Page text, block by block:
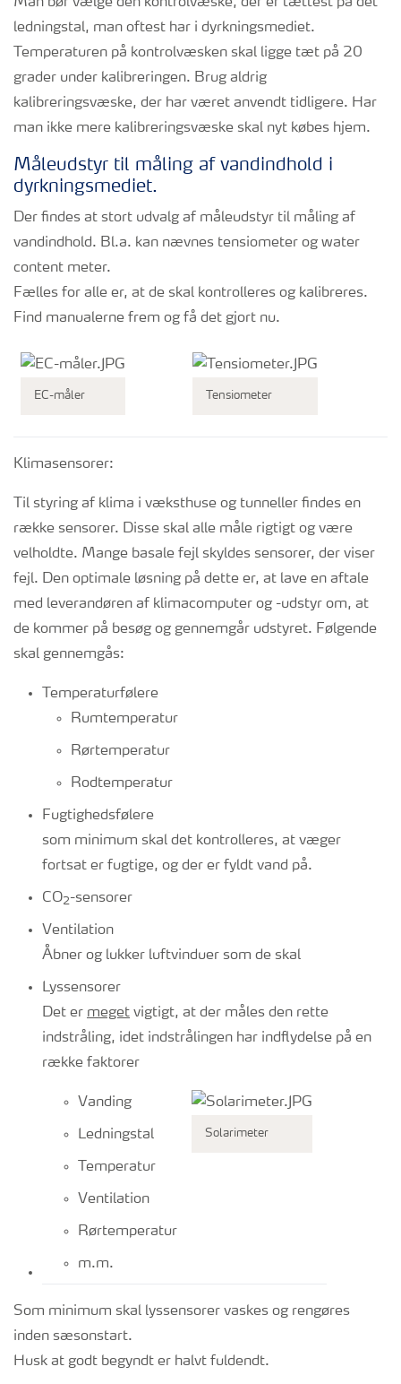
ledningstal, man oftest har i dyrkningsmediet.
Temperaturen på kontrolvæsken skal ligge tæt på 20
grader under kalibreringen. Brug aldrig
kalibreringsvæske, der har været anvendt tidligere. Har
man ikke mere kalibreringsvæske skal nyt købes hjem.
Måleudstyr til måling af vandindhold i
dyrkningsmediet.
Der findes at stort udvalg af måleudstyr til måling af
vandindhold. Bl.a. kan nævnes tensiometer og water
content meter.
Fælles for alle er, at de skal kontrolleres og kalibreres.
Find manualerne frem og få det gjort nu.
EC-måler Tensiometer
Klimasensorer:
Til styring af klima i væksthuse og tunneller findes en
række sensorer. Disse skal alle måle rigtigt og være
velholdte. Mange basale fejl skyldes sensorer, der viser
fejl. Den optimale løsning på dette er, at lave en aftale
med leverandøren af klimacomputer og -udstyr om, at
de kommer på besøg og gennemgår udstyret. Følgende
skal gennemgås:
Temperaturfølere
Rumtemperatur
Rørtemperatur
Rodtemperatur
Fugtighedsfølere
som minimum skal det kontrolleres, at væger
fortsat er fugtige, og der er fyldt vand på.
CO2-sensorer
Ventilation
Åbner og lukker luftvinduer som de skal
Lyssensorer
Det er meget vigtigt, at der måles den rette
indstråling, idet indstrålingen har indflydelse på en
række faktorer
Vanding
Ledningstal
Temperatur
Ventilation
Rørtemperatur
m.m.
Solarimeter
Som minimum skal lyssensorer vaskes og rengøres
inden sæsonstart.
Husk at godt begyndt er halvt fuldendt.